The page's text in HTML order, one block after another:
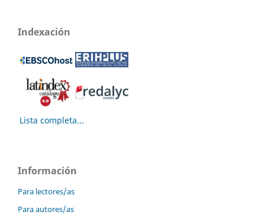
Indexación
Lista completa...
Información
Para lectores/as
Para autores/as